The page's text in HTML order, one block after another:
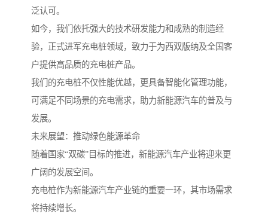
泛认可。
如今，我们依托强大的技术研发能力和成熟的制造经
验，正式进军充电桩领域，致力于为西双版纳及全国客
户提供高品质的充电桩产品。
我们的充电桩不仅性能优越，更具备智能化管理功能，
可满足不同场景的充电需求，助力新能源汽车的普及与
发展。
未来展望：推动绿色能源革命
随着国家“双碳”目标的推进，新能源汽车产业将迎来更
广阔的发展空间。
充电桩作为新能源汽车产业链的重要一环，其市场需求
将持续增长。